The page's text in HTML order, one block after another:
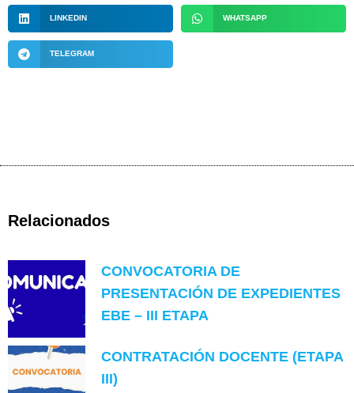
LINKEDIN WHATSAPP
TELEGRAM
Relacionados
CONVOCATORIA DE
PRESENTACIÓN DE EXPEDIENTES
EBE – III ETAPA
CONTRATACIÓN DOCENTE (ETAPA
III)